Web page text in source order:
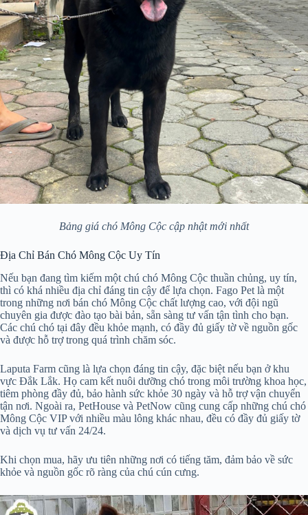
Bảng giá chó Mông Cộc cập nhật mới nhất
Địa Chỉ Bán Chó Mông Cộc Uy Tín
Nếu bạn đang tìm kiếm một chú chó Mông Cộc thuần chủng, uy tín,
thì có khá nhiều địa chỉ đáng tin cậy để lựa chọn. Fago Pet là một
trong những nơi bán chó Mông Cộc chất lượng cao, với đội ngũ
chuyên gia được đào tạo bài bản, sẵn sàng tư vấn tận tình cho bạn.
Các chú chó tại đây đều khỏe mạnh, có đầy đủ giấy tờ về nguồn gốc
và được hỗ trợ trong quá trình chăm sóc.
Laputa Farm cũng là lựa chọn đáng tin cậy, đặc biệt nếu bạn ở khu
vực Đắk Lắk. Họ cam kết nuôi dưỡng chó trong môi trường khoa học,
tiêm phòng đầy đủ, bảo hành sức khỏe 30 ngày và hỗ trợ vận chuyển
tận nơi. Ngoài ra, PetHouse và PetNow cũng cung cấp những chú chó
Mông Cộc VIP với nhiều màu lông khác nhau, đều có đầy đủ giấy tờ
và dịch vụ tư vấn 24/24.
Khi chọn mua, hãy ưu tiên những nơi có tiếng tăm, đảm bảo về sức
khỏe và nguồn gốc rõ ràng của chú cún cưng.